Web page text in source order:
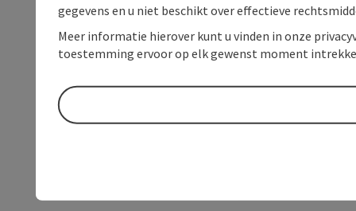
gegevens en u niet beschikt over effectieve
Meer informatie hierover kunt u vinden in onze
toestemming ervoor op elk gewenst moment